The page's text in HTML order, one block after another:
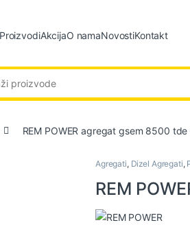
ProizvodiAkcijaO namaNovostiKontakt
REM POWER agregat gsem 8500
Agregati, Dizel Agregati,
REM